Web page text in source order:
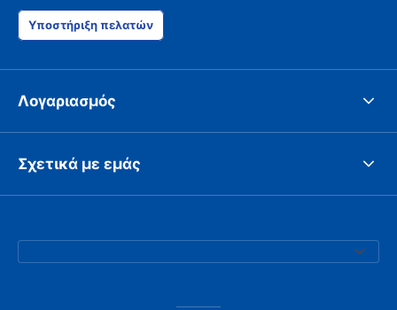
Υποστήριξη πελατών
Λογαριασμός
Σχετικά με εμάς